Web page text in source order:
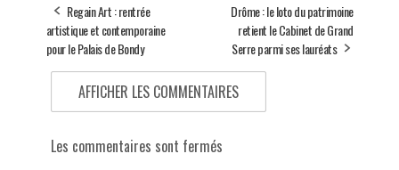
Regain Art : rentrée
artistique et contemporaine
pour le Palais de Bondy
Drôme : le loto du patrimoine
retient le Cabinet de Grand
Serre parmi ses lauréats
AFFICHER LES COMMENTAIRES
Les commentaires sont fermés